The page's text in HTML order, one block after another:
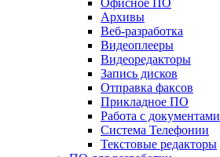
Офисное ПО
Архивы
Веб-разработка
Видеоплееры
Видеоредакторы
Запись дисков
Отправка факсов
Прикладное ПО
Работа с документами
Система Телефонии
Текстовые редакторы